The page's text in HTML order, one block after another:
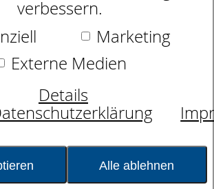
verbessern.
Marketing
Externe Medien
Details
Alle ablehnen
Unis in Pastell